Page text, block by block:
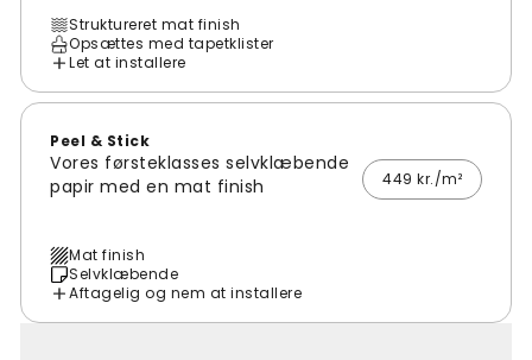
Struktureret mat finish
Opsættes med tapetklister
Let at installere
Peel & Stick
Vores førsteklasses selvklæbende
papir med en mat finish
449 kr./m²
Mat finish
Selvklæbende
Aftagelig og nem at installere